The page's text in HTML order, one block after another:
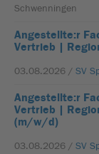
Schwenningen
Angestellte:r
Vertrieb |
03.08.2026 / SV
Angestellte:r
Vertrieb |
(m/w/d)
03.08.2026 / SV